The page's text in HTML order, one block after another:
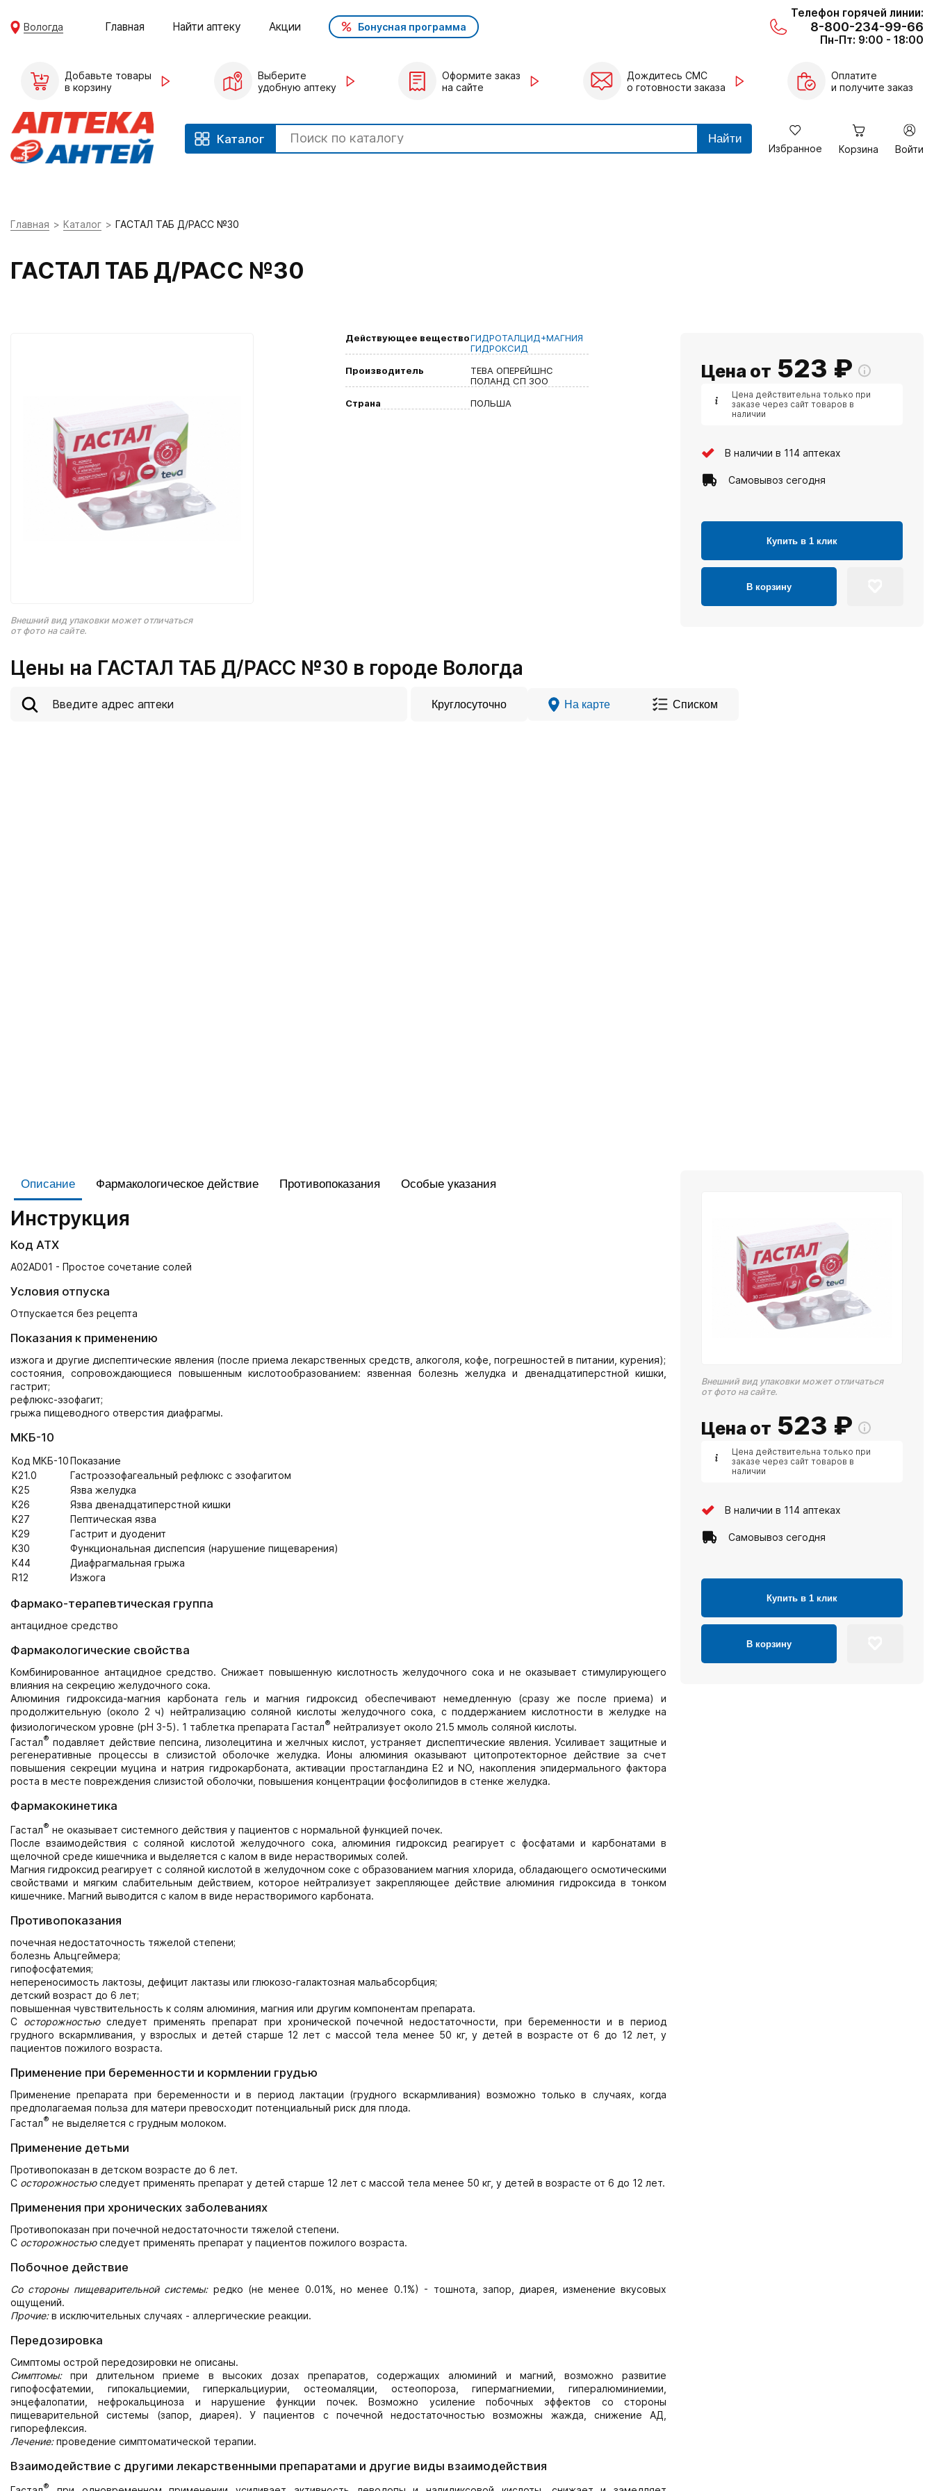
Вологда Главная Найти аптеку Акции Бонусная программа
Телефон горячей линии:
8-800-234-99-66
Пн-Пт: 9:00 - 18:00
Добавьте товары
в корзину
Выберите
удобную аптеку
Оформите заказ
на сайте
Дождитесь СМС
о готовности заказа
Оплатите
и получите заказ
Каталог Найти
Избранное Корзина Войти
Главная Каталог ГАСТАЛ ТАБ Д/РАСС №30
ГАСТАЛ ТАБ Д/РАСС №30
Внешний вид упаковки может отличаться
от фото на сайте.
Действующее веществоГИДРОТАЛЦИД+МАГНИЯ
ГИДРОКСИД
Производитель
ТЕВА ОПЕРЕЙШНС
ПОЛАНД СП ЗОО
Страна
ПОЛЬША
Цена от 523 ₽
Цена действительна только при
заказе через сайт товаров в
наличии
В наличии в 114 аптеках
Самовывоз сегодня
Купить в 1 клик
В корзину
Цены на ГАСТАЛ ТАБ Д/РАСС №30 в городе Вологда
Круглосуточно На карте Списком
Описание Фармакологическое действие Противопоказания Особые указания
Инструкция
Код АТХ
A02AD01 - Простое сочетание солей
Условия отпуска
Отпускается без рецепта
Показания к применению
изжога и другие диспептические явления (после приема лекарственных средств, алкоголя, кофе, погрешностей в питании, курения);
состояния, сопровождающиеся повышенным кислотообразованием: язвенная болезнь желудка и двенадцатиперстной кишки,
гастрит;
рефлюкс-эзофагит;
грыжа пищеводного отверстия диафрагмы.
МКБ-10
Код МКБ-10Показание
K21.0
Гастроэзофагеальный рефлюкс с эзофагитом
K25
Язва желудка
K26
Язва двенадцатиперстной кишки
K27
Пептическая язва
K29
Гастрит и дуоденит
K30
Функциональная диспепсия (нарушение пищеварения)
K44
Диафрагмальная грыжа
R12
Изжога
Фармако-терапевтическая группа
антацидное средство
Фармакологические свойства
Комбинированное антацидное средство. Снижает повышенную кислотность желудочного сока и не оказывает стимулирующего
влияния на секрецию желудочного сока.
Алюминия гидроксида-магния карбоната гель и магния гидроксид обеспечивают немедленную (сразу же после приема) и
продолжительную (около 2 ч) нейтрализацию соляной кислоты желудочного сока, с поддержанием кислотности в желудке на
физиологическом уровне (pH 3-5). 1 таблетка препарата Гастал® нейтрализует около 21.5 ммоль соляной кислоты.
Гастал® подавляет действие пепсина, лизолецитина и желчных кислот, устраняет диспептические явления. Усиливает защитные и
регенеративные процессы в слизистой оболочке желудка. Ионы алюминия оказывают цитопротекторное действие за счет
повышения секреции муцина и натрия гидрокарбоната, активации простагландина E2 и NO, накопления эпидермального фактора
роста в месте повреждения слизистой оболочки, повышения концентрации фосфолипидов в стенке желудка.
Фармакокинетика
Гастал® не оказывает системного действия у пациентов с нормальной функцией почек.
После взаимодействия с соляной кислотой желудочного сока, алюминия гидроксид реагирует с фосфатами и карбонатами в
щелочной среде кишечника и выделяется с калом в виде нерастворимых солей.
Магния гидроксид реагирует с соляной кислотой в желудочном соке с образованием магния хлорида, обладающего осмотическими
свойствами и мягким слабительным действием, которое нейтрализует закрепляющее действие алюминия гидроксида в тонком
кишечнике. Магний выводится с калом в виде нерастворимого карбоната.
Противопоказания
почечная недостаточность тяжелой степени;
болезнь Альцгеймера;
гипофосфатемия;
непереносимость лактозы, дефицит лактазы или глюкозо-галактозная мальабсорбция;
детский возраст до 6 лет;
повышенная чувствительность к солям алюминия, магния или другим компонентам препарата.
С осторожностью следует применять препарат при хронической почечной недостаточности, при беременности и в период
грудного вскармливания, у взрослых и детей старше 12 лет с массой тела менее 50 кг, у детей в возрасте от 6 до 12 лет, у
пациентов пожилого возраста.
Применение при беременности и кормлении грудью
Применение препарата при беременности и в период лактации (грудного вскармливания) возможно только в случаях, когда
предполагаемая польза для матери превосходит потенциальный риск для плода.
Гастал® не выделяется с грудным молоком.
Применение детьми
Противопоказан в детском возрасте до 6 лет.
С осторожностьюследует применять препарат у детей старше 12 лет с массой тела менее 50 кг, у детей в возрасте от 6 до 12 лет.
Применения при хронических заболеваниях
Противопоказан при почечной недостаточности тяжелой степени.
С осторожностьюследует применять препарат у пациентов пожилого возраста.
Побочное действие
Со стороны пищеварительной системы:редко (не менее 0.01%, но менее 0.1%) - тошнота, запор, диарея, изменение вкусовых
ощущений.
Прочие:в исключительных случаях - аллергические реакции.
Передозировка
Симптомы острой передозировки не описаны.
Симптомы:при длительном приеме в высоких дозах препаратов, содержащих алюминий и магний, возможно развитие
гипофосфатемии, гипокальциемии, гиперкальциурии, остеомаляции, остеопороза, гипермагниемии, гипералюминиемии,
энцефалопатии, нефрокальциноза и нарушение функции почек. Возможно усиление побочных эффектов со стороны
пищеварительной системы (запор, диарея). У пациентов с почечной недостаточностью возможны жажда, снижение АД,
гипорефлексия.
Лечение:проведение симптоматической терапии.
Взаимодействие с другими лекарственными препаратами и другие виды взаимодействия
®
Внешний вид упаковки может отличаться
от фото на сайте.
Цена от 523 ₽
Цена действительна только при
заказе через сайт товаров в
наличии
В наличии в 114 аптеках
Самовывоз сегодня
Купить в 1 клик
В корзину